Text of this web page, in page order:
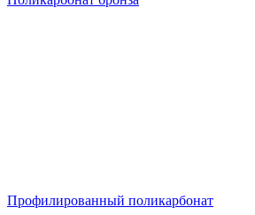
Профилированный поликарбонат